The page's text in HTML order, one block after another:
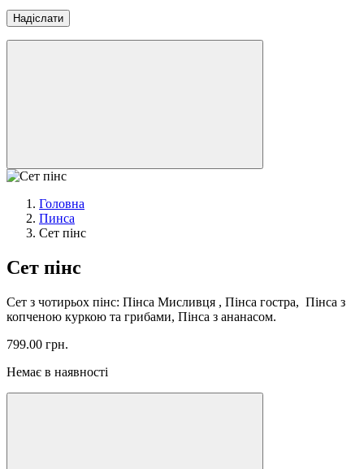
Головна
Пинса
Сет пінс
Сет пінс
Сет з чотирьох пінс: Пінса Мисливця , Пінса гостра, Пінса з
копченою куркою та грибами, Пінса з ананасом.
799.00 грн.
Немає в наявності